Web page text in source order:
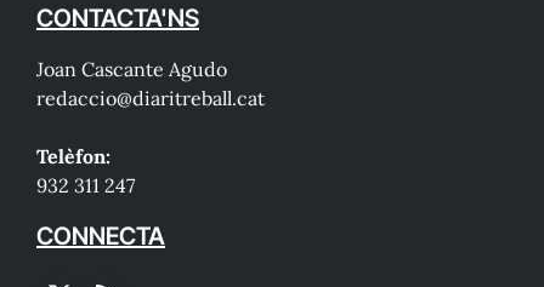
CONTACTA'NS
Joan Cascante Agudo
redaccio@diaritreball.cat
Telèfon:
932 311 247
CONNECTA